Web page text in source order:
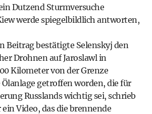
Dutzend Sturmversuche
werde spiegelbildlich antworten,
Beitrag bestätigte Selenskyj den
Drohnen auf Jaroslawl in
Kilometer von der Grenze
getroffen worden, die für
Russlands wichtig sei, schrieb
Video, das die brennende